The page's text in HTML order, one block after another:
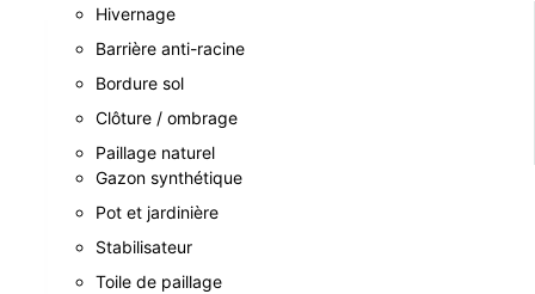
Hivernage
Barrière anti-racine
Bordure sol
Clôture / ombrage
Paillage naturel
Gazon synthétique
Pot et jardinière
Stabilisateur
Toile de paillage